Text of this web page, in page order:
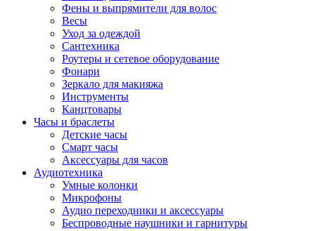
Фены и выпрямители для волос
Весы
Уход за одеждой
Сантехника
Роутеры и сетевое оборудование
Фонари
Зеркало для макияжа
Инструменты
Канцтовары
Часы и браслеты
Детские часы
Смарт часы
Аксессуары для часов
Аудиотехника
Умные колонки
Микрофоны
Аудио переходники и аксессуары
Беспроводные наушники и гарнитуры